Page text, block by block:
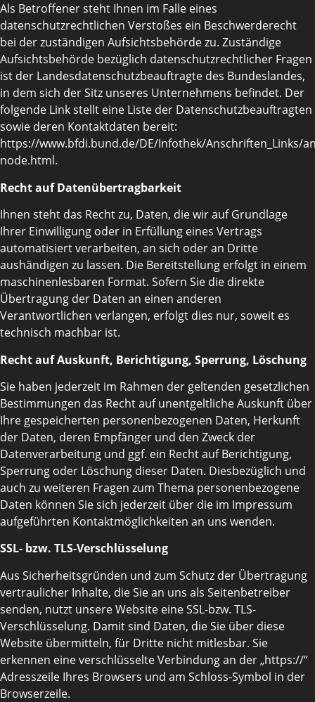
Als Betroffener steht Ihnen im Falle eines
datenschutzrechtlichen Verstoßes ein Beschwerderecht
bei der zuständigen Aufsichtsbehörde zu. Zuständige
Aufsichtsbehörde bezüglich datenschutzrechtlicher Fragen
ist der Landesdatenschutzbeauftragte des Bundeslandes,
in dem sich der Sitz unseres Unternehmens befindet. Der
folgende Link stellt eine Liste der Datenschutzbeauftragten
sowie deren Kontaktdaten bereit:
https://www.bfdi.bund.de/DE/Infothek/Anschriften_Links/
node.html.
Recht auf Datenübertragbarkeit
Ihnen steht das Recht zu, Daten, die wir auf Grundlage
Ihrer Einwilligung oder in Erfüllung eines Vertrags
automatisiert verarbeiten, an sich oder an Dritte
aushändigen zu lassen. Die Bereitstellung erfolgt in einem
maschinenlesbaren Format. Sofern Sie die direkte
Übertragung der Daten an einen anderen
Verantwortlichen verlangen, erfolgt dies nur, soweit es
technisch machbar ist.
Recht auf Auskunft, Berichtigung, Sperrung, Löschung
Sie haben jederzeit im Rahmen der geltenden gesetzlichen
Bestimmungen das Recht auf unentgeltliche Auskunft über
Ihre gespeicherten personenbezogenen Daten, Herkunft
der Daten, deren Empfänger und den Zweck der
Datenverarbeitung und ggf. ein Recht auf Berichtigung,
Sperrung oder Löschung dieser Daten. Diesbezüglich und
auch zu weiteren Fragen zum Thema personenbezogene
Daten können Sie sich jederzeit über die im Impressum
aufgeführten Kontaktmöglichkeiten an uns wenden.
SSL- bzw. TLS-Verschlüsselung
Aus Sicherheitsgründen und zum Schutz der Übertragung
vertraulicher Inhalte, die Sie an uns als Seitenbetreiber
senden, nutzt unsere Website eine SSL-bzw. TLS-
Verschlüsselung. Damit sind Daten, die Sie über diese
Website übermitteln, für Dritte nicht mitlesbar. Sie
erkennen eine verschlüsselte Verbindung an der „https://“
Adresszeile Ihres Browsers und am Schloss-Symbol in der
Browserzeile.